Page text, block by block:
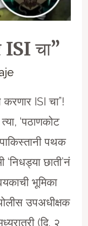
ISI चा”
ISI चा”!
‘पठाणकोट
पथक
‘निधड्या छाती’नं
भूमिका
उपअधीक्षक
(दि. २